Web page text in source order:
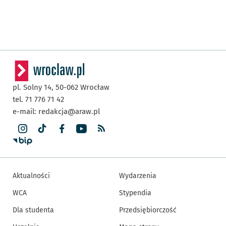
pl. Solny 14, 50-062 Wrocław
tel. 71 776 71 42
e-mail: redakcja@araw.pl
Aktualności
WCA
Dla studenta
Wydarzenia
Stypendia
Przedsiębiorczość